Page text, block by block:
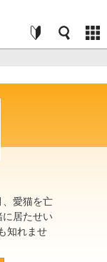
愛猫を亡
に居たせい
知れませ